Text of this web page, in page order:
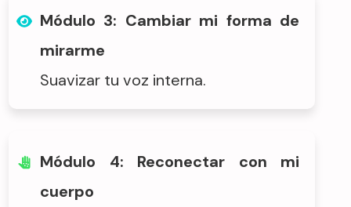
Módulo 3: Cambiar mi forma de
mirarme
Suavizar tu voz interna.
Módulo 4: Reconectar con mi
cuerpo